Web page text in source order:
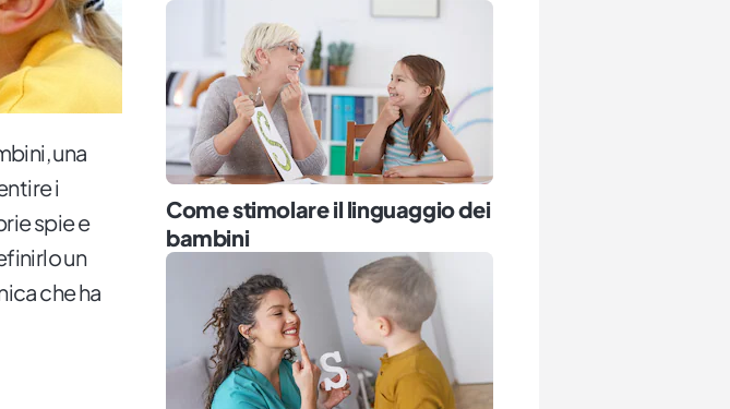
una
i
spie e
un
che ha
Come stimolare il linguaggio dei
bambini